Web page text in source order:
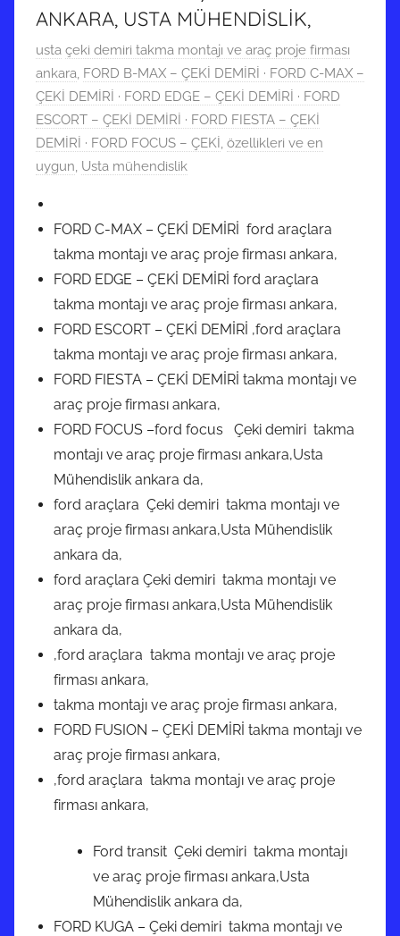
2
2
t
a
h
d
m
ANKARA, USTA MÜHENDİSLİK,
1
8
A
r
a
l
2
2
usta çeki demiri takma montajı ve araç proje firması
ankara, FORD B-MAX – ÇEKİ DEMİRİ · FORD C-MAX –
ÇEKİ DEMİRİ · FORD EDGE – ÇEKİ DEMİRİ · FORD
ESCORT – ÇEKİ DEMİRİ · FORD FIESTA – ÇEKİ
DEMİRİ · FORD FOCUS – ÇEKİ, özellikleri ve en
uygun, Usta mühendislik
FORD C-MAX – ÇEKİ DEMİRİ ford araçlara
takma montajı ve araç proje firması ankara,
FORD EDGE – ÇEKİ DEMİRİ ford araçlara
takma montajı ve araç proje firması ankara,
FORD ESCORT – ÇEKİ DEMİRİ ,ford araçlara
takma montajı ve araç proje firması ankara,
FORD FIESTA – ÇEKİ DEMİRİ takma montajı ve
araç proje firması ankara,
FORD FOCUS –ford focus Çeki demiri takma
montajı ve araç proje firması ankara,Usta
Mühendislik ankara da,
ford araçlara Çeki demiri takma montajı ve
araç proje firması ankara,Usta Mühendislik
ankara da,
ford araçlara Çeki demiri takma montajı ve
araç proje firması ankara,Usta Mühendislik
ankara da,
,ford araçlara takma montajı ve araç proje
firması ankara,
takma montajı ve araç proje firması ankara,
FORD FUSION – ÇEKİ DEMİRİ takma montajı ve
araç proje firması ankara,
,ford araçlara takma montajı ve araç proje
firması ankara,
Ford transit Çeki demiri takma montajı
ve araç proje firması ankara,Usta
Mühendislik ankara da,
FORD KUGA – Çeki demiri takma montajı ve